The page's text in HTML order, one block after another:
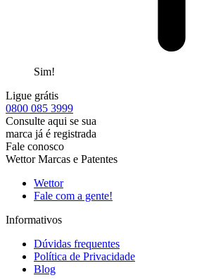
Sim!
Ligue grátis
0800 085 3999
Consulte aqui se sua
marca já é registrada
Fale conosco
Wettor Marcas e Patentes
Wettor
Fale com a gente!
Informativos
Dúvidas frequentes
Política de Privacidade
Blog